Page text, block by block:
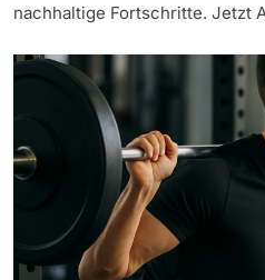
nachhaltige Fortschritte. Jetzt